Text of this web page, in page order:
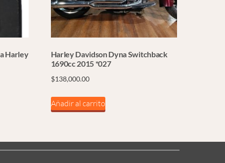
Harley
Harley Davidson Dyna Switchback
1690cc 2015 *027
$138,000.00
Añadir al carrito